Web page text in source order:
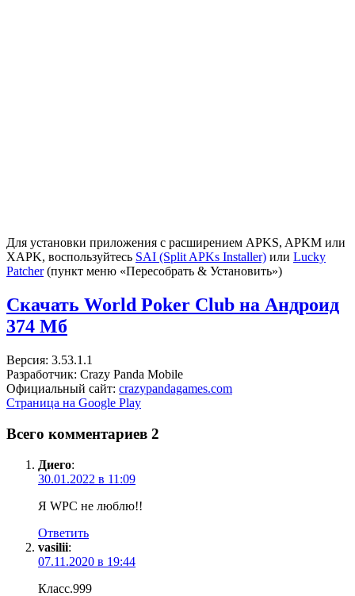
Для установки приложения с расширением APKS, APKM или
XAPK, воспользуйтесь SAI (Split APKs Installer) или Lucky
Patcher(пункт меню «Пересобрать & Установить»)
Скачать World Poker Club на Андроид
374 Мб
Версия: 3.53.1.1
Разработчик: Crazy Panda Mobile
Официальный сайт: crazypandagames.com
Страница на Google Play
Всего комментариев 2
Диего:
30.01.2022 в 11:09
Я WPC не люблю!!
Ответить
vasilii:
07.11.2020 в 19:44
Класс.999